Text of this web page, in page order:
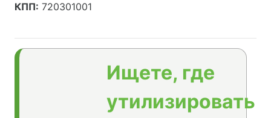
КПП: 720301001
Ищете, где
утилизировать